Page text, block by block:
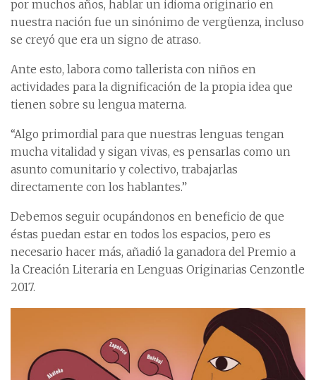
por muchos años, hablar un idioma originario en
nuestra nación fue un sinónimo de vergüenza, incluso
se creyó que era un signo de atraso.
Ante esto, labora como tallerista con niños en
actividades para la dignificación de la propia idea que
tienen sobre su lengua materna.
“Algo primordial para que nuestras lenguas tengan
mucha vitalidad y sigan vivas, es pensarlas como un
asunto comunitario y colectivo, trabajarlas
directamente con los hablantes.”
Debemos seguir ocupándonos en beneficio de que
éstas puedan estar en todos los espacios, pero es
necesario hacer más, añadió la ganadora del Premio a
la Creación Literaria en Lenguas Originarias Cenzontle
2017.